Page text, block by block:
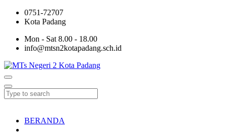
0751-72707
Kota Padang
Mon - Sat 8.00 - 18.00
info@mtsn2kotapadang.sch.id
BERANDA